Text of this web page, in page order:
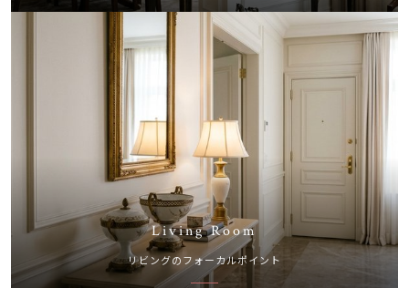
Living Room
リビングのフォーカルポイント